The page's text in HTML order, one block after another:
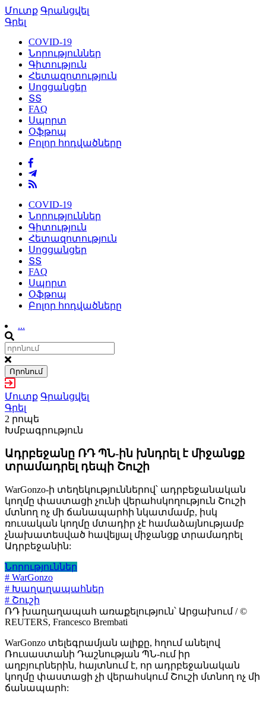
Մուտք Գրանցվել
Գրել
COVID-19
Նորություններ
Գիտություն
Հետազոտություն
Սոցցանցեր
ՏՏ
FAQ
Սպորտ
Օֆթոպ
Բոլոր հոդվածները
COVID-19
Նորություններ
Գիտություն
Հետազոտություն
Սոցցանցեր
ՏՏ
FAQ
Սպորտ
Օֆթոպ
Բոլոր հոդվածները
...
Որոնում
Մուտք Գրանցվել
Գրել
2 րոպե
Խմբագրություն
Ադրբեջանը ՌԴ ՊՆ-ին խնդրել է միջանցք
տրամադրել դեպի Շուշի
WarGonzo-ի տեղեկություններով՝ ադրբեջանական
կողմը փաստացի չունի վերահսկողություն Շուշի
մտնող ոչ մի ճանապարհի նկատմամբ, իսկ
ռուսական կողմը մտադիր չէ համաձայնությամբ
չնախատեսված հավելյալ միջանցք տրամադրել
Ադրբեջանին:
Նորություններ
# WarGonzo
# Խաղաղապահներ
# Շուշի
ՌԴ խաղաղապահ առաքելություն՝ Արցախում / ©
REUTERS, Francesco Brembati
WarGonzo տելեգրամյան ալիքը, հղում անելով
Ռուսաստանի Դաշնության ՊՆ-ում իր
աղբյուրներին, հայտնում է, որ ադրբեջանական
կողմը փաստացի չի վերահսկում Շուշի մտնող ոչ մի
ճանապարհ: